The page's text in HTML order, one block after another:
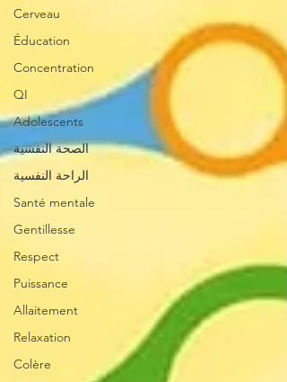
Cerveau
Éducation
Concentration
QI
Adolescents
الصحة النفسية
الراحة النفسية
Santé mentale
Gentillesse
Respect
Puissance
Allaitement
Relaxation
Colère